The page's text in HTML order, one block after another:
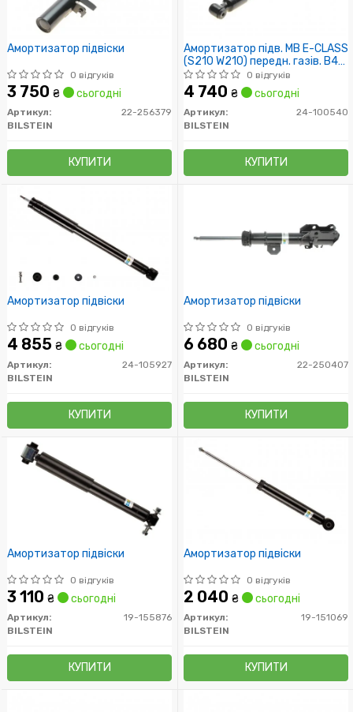
Амортизатор підвіски
0 відгуків
3 750 ₴ сьогодні
Артикул:
22-256379
BILSTEIN
КУПИТИ
Амортизатор підв. MB E-CLASS
(S210 W210) передн. газів. B4
(пр-во Bilstein)0 відгуків
4 740 ₴ сьогодні
Артикул:
24-100540
BILSTEIN
КУПИТИ
Амортизатор підвіски
0 відгуків
4 855 ₴ сьогодні
Артикул:
24-105927
BILSTEIN
КУПИТИ
Амортизатор підвіски
0 відгуків
6 680 ₴ сьогодні
Артикул:
22-250407
BILSTEIN
КУПИТИ
Амортизатор підвіски
0 відгуків
3 110 ₴ сьогодні
Артикул:
19-155876
BILSTEIN
КУПИТИ
Амортизатор підвіски
0 відгуків
2 040 ₴ сьогодні
Артикул:
19-151069
BILSTEIN
КУПИТИ